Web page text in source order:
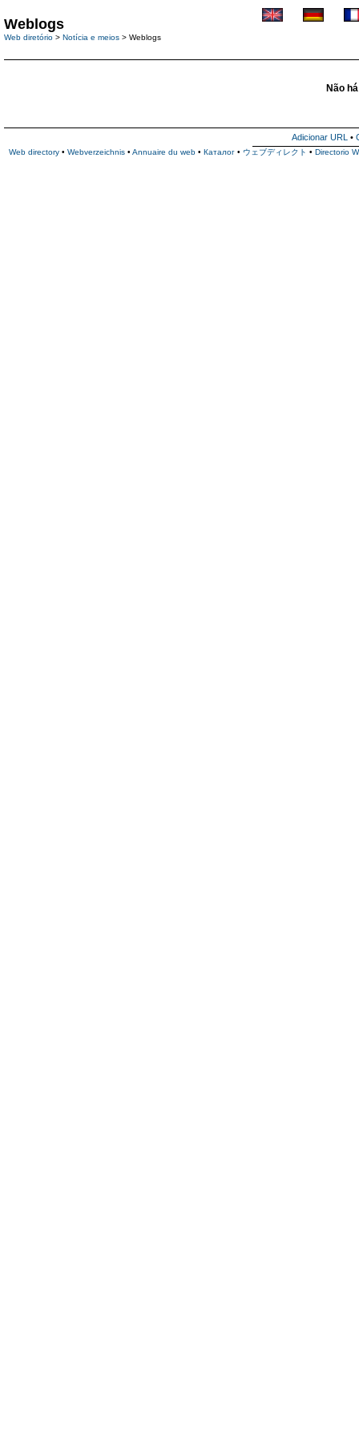
Weblogs
Web diretório > Notícia e meios > Weblogs
Não
Adicionar URL •
Web directory • Webverzeichnis • Annuaire du web • Каталог • ウェブディレクト • Directorio